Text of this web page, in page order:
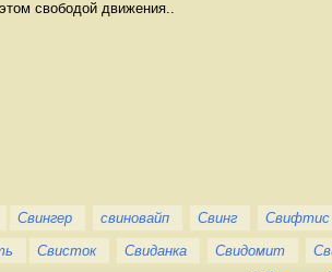
свободой движения..
Свингер свиновайп Свинг
Свифтис
Свисток Свиданка Свидомит